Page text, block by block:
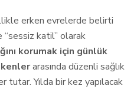
erken evrelerde belirti
katil” olarak
korumak için günlük
arasında düzenli sağlık
Yılda bir kez yapılacak